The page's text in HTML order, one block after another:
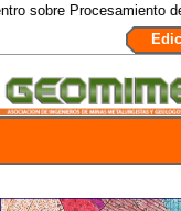
de Minerales /